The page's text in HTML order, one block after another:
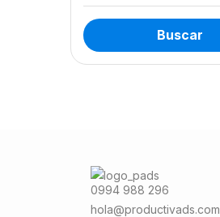
Buscar
0994 988 296
hola@productivads.com